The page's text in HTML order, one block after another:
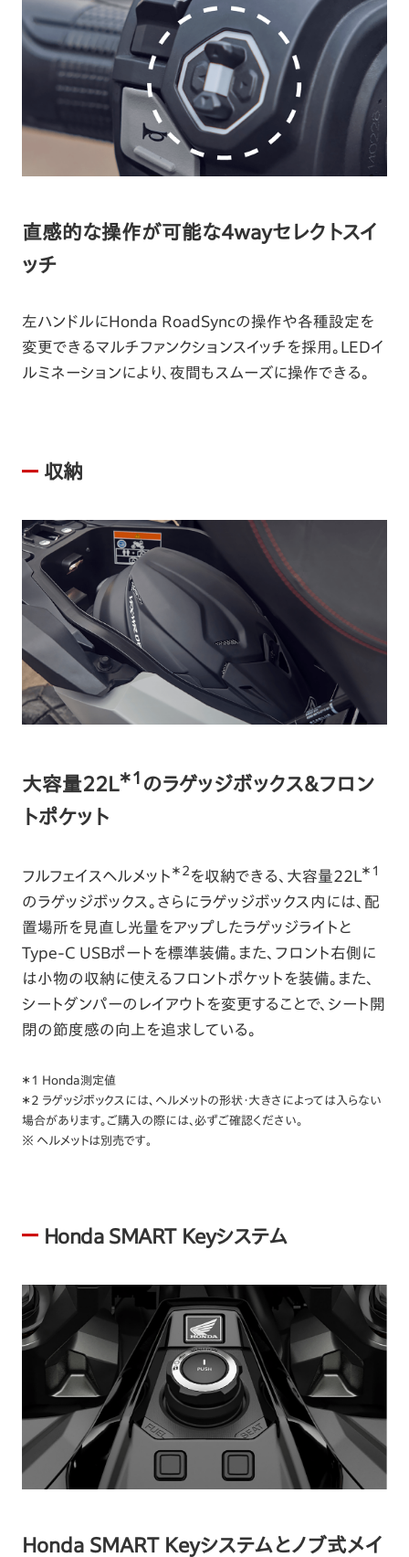
直感的な操作が可能な4wayセレクトスイ
ッチ
左ハンドルにHonda RoadSyncの操作や各種設定を
変更できるマルチファンクションスイッチを採用。LEDイ
ルミネーションにより、夜間もスムーズに操作できる。
収納
大容量22L＊1 のラゲッジボックス＆フロン
トポケット
フルフェイスヘルメット ＊2 を収納できる、大容量22L ＊1
のラゲッジボックス。さらにラゲッジボックス内には、配
置場所を見直し光量をアップしたラゲッジライトと
Type-C USBポートを標準装備。また、フロント右側に
は小物の収納に使えるフロントポケットを装備。また、
シートダンパーのレイアウトを変更することで、シート開
閉の節度感の向上を追求している。
＊1 Honda測定値
＊2 ラゲッジボックスには､ヘルメットの形状・大きさによっては入らない
場合があります。ご購入の際には、必ずご確認ください。
※ ヘルメットは別売です｡
Honda SMART Keyシステム
Honda SMART Keyシステムとノブ式メイ